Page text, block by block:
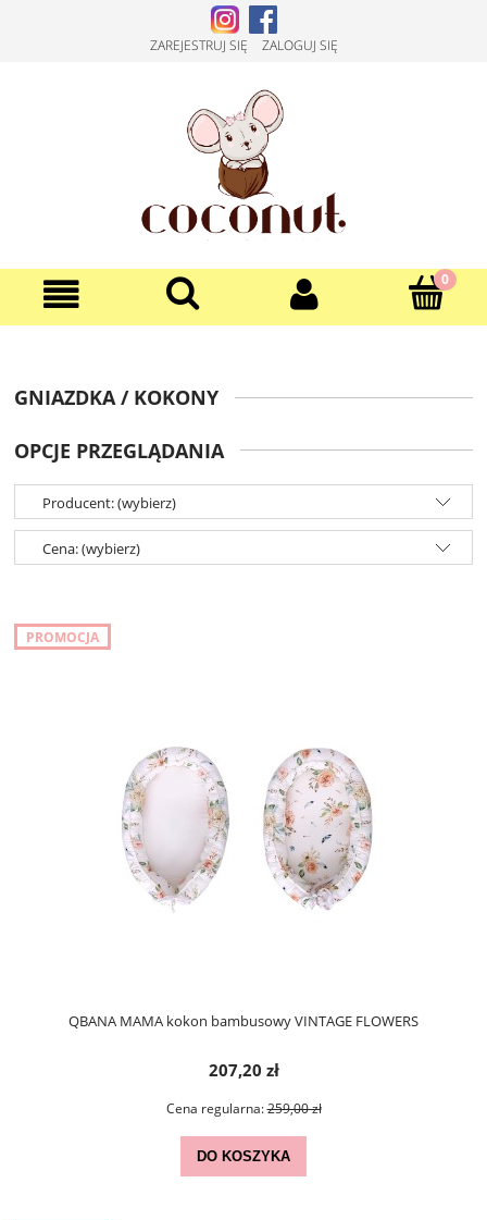
ZAREJESTRUJ SIĘ ZALOGUJ SIĘ
GNIAZDKA / KOKONY
OPCJE PRZEGLĄDANIA
Producent: (wybierz)
Cena: (wybierz)
QBANA MAMA kokon bambusowy VINTAGE FLOWERS
207,20 zł
Cena regularna:259,00 zł
DO KOSZYKA
PROMOCJA